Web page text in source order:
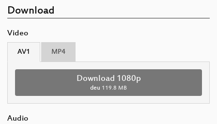
Download
Video
AV1 MP4
Download 1080p
deu 119.8 MB
Audio